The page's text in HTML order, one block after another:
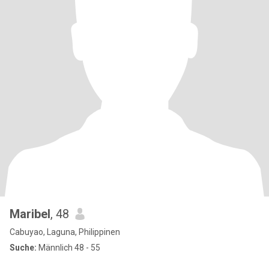
Maribel, 48
Cabuyao, Laguna, Philippinen
Suche: Männlich 48 - 55